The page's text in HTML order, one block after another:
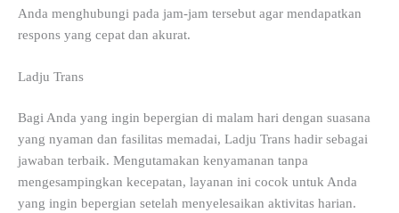
Anda menghubungi pada jam-jam tersebut agar mendapatkan
respons yang cepat dan akurat.
Ladju Trans
Bagi Anda yang ingin bepergian di malam hari dengan suasana
yang nyaman dan fasilitas memadai, Ladju Trans hadir sebagai
jawaban terbaik. Mengutamakan kenyamanan tanpa
mengesampingkan kecepatan, layanan ini cocok untuk Anda
yang ingin bepergian setelah menyelesaikan aktivitas harian.